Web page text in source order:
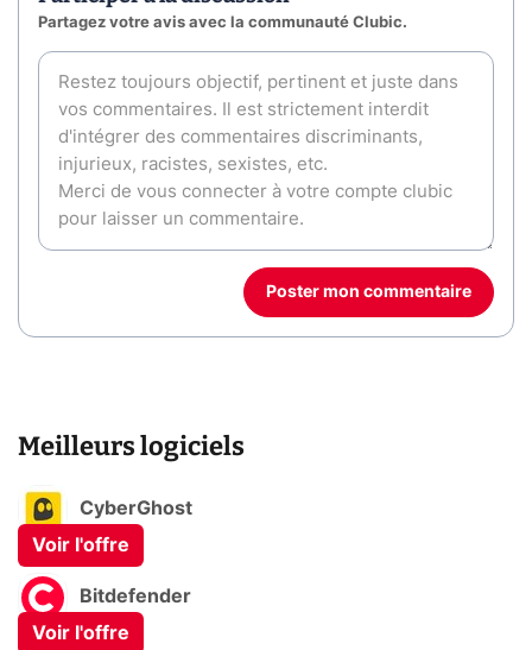
Partagez votre avis avec la communauté Clubic.
Poster mon commentaire
Meilleurs logiciels
CyberGhost
Voir l'offre
Bitdefender
Voir l'offre